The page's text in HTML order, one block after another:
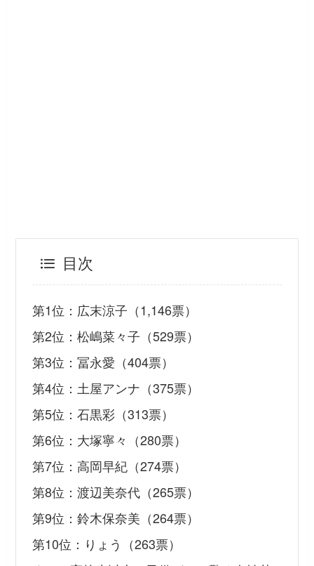
目次
第1位：広末涼子（1,146票）
第2位：松嶋菜々子（529票）
第3位：冨永愛（404票）
第4位：土屋アンナ（375票）
第5位：石黒彩（313票）
第6位：大塚寧々（280票）
第7位：高岡早紀（274票）
第8位：渡辺美奈代（265票）
第9位：鈴木保奈美（264票）
第10位：りょう（263票）